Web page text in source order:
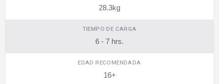
28.3kg
TIEMPO DE CARGA
6 - 7 hrs.
EDAD RECOMENDADA
16+